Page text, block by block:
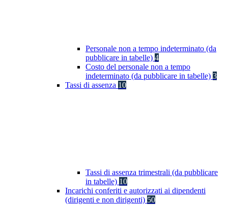
Personale non a tempo indeterminato (da
pubblicare in tabelle) 4
Costo del personale non a tempo
indeterminato (da pubblicare in tabelle) 3
Tassi di assenza 10
Tassi di assenza trimestrali (da pubblicare
in tabelle) 10
Incarichi conferiti e autorizzati ai dipendenti
(dirigenti e non dirigenti) 50